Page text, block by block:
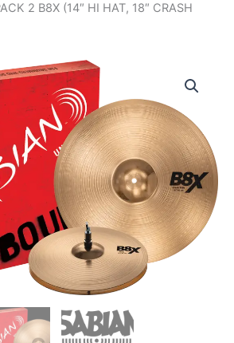
2 B8X (14″ HI HAT, 18″ CRASH